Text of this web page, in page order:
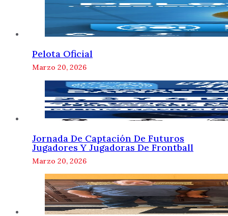
Pelota Oficial
Marzo 20, 2026
Jornada De Captación De Futuros
Jugadores Y Jugadoras De Frontball
Marzo 20, 2026